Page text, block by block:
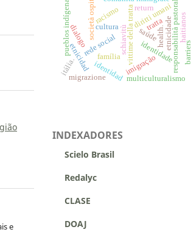
e
tratta
vittime della trattadiritti umani
schiavitù responsabilità pastorale
identidade
cultura etnicidade
imigração
família
rede social
multiculturalismo
società ospiti
etnicidad
pueblos indígenas
identidad
haitianos
racismo
dialogo
migrazione
saúde
return
health.
itália.
barriers
INDEXADORES
Scielo Brasil
Redalyc
CLASE
DOAJ